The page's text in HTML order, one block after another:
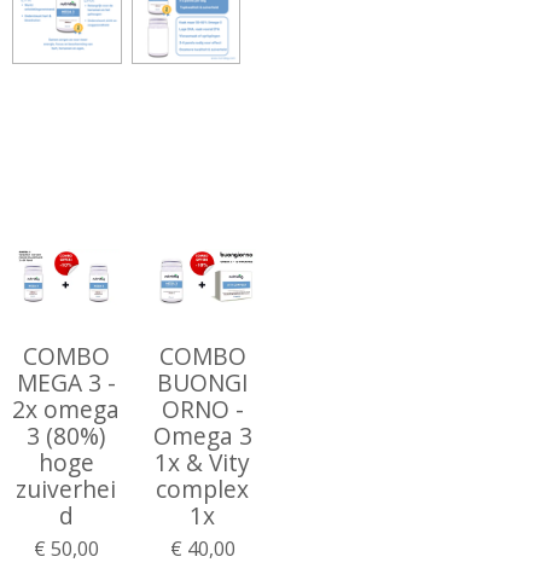
COMBO
MEGA 3 -
2x omega
3 (80%)
hoge
zuiverhei
d
€ 50,00
COMBO
BUONGI
ORNO -
Omega 3
1x & Vity
complex
1x
€ 40,00